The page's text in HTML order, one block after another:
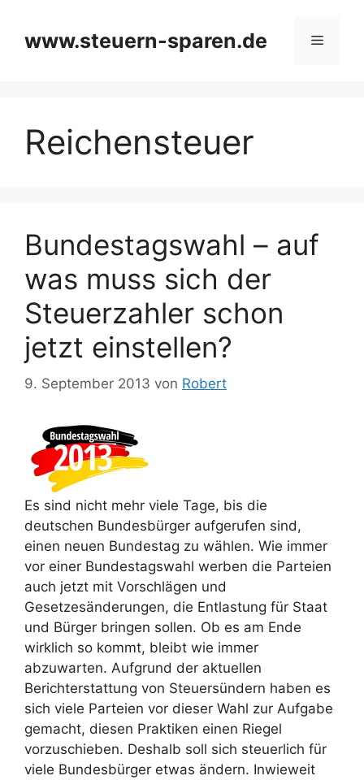
springen
www.steuern-sparen.de Menü
Reichensteuer
Bundestagswahl – auf
was muss sich der
Steuerzahler schon
jetzt einstellen?
9. September 2013 von Robert
Es sind nicht mehr viele Tage, bis die
deutschen Bundesbürger aufgerufen sind,
einen neuen Bundestag zu wählen. Wie immer
vor einer Bundestagswahl werben die Parteien
auch jetzt mit Vorschlägen und
Gesetzesänderungen, die Entlastung für Staat
und Bürger bringen sollen. Ob es am Ende
wirklich so kommt, bleibt wie immer
abzuwarten. Aufgrund der aktuellen
Berichterstattung von Steuersündern haben es
sich viele Parteien vor dieser Wahl zur Aufgabe
gemacht, diesen Praktiken einen Riegel
vorzuschieben. Deshalb soll sich steuerlich für
viele Bundesbürger etwas ändern. Inwieweit